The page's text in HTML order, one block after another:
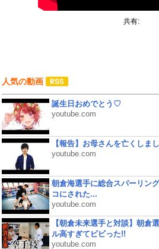
共有:
人気の動画
誕生日おめでとう♡
youtube.com
【報告】お母さんを亡くしまし
youtube.com
朝倉海選手に総合スパーリン
コにされた...
youtube.com
【朝倉未来選手と対談】朝倉
ル高すぎてビビった!!
youtube.com